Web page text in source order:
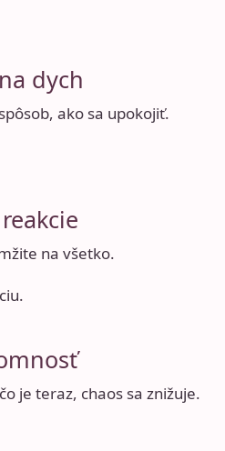
dych
ako sa upokojiť.
na všetko.
je teraz, chaos sa znižuje.